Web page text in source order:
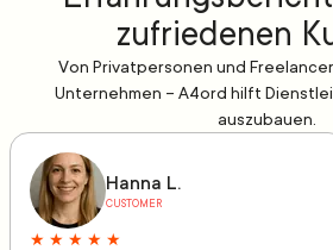
zufriedenen
Von Privatpersonen und
Unternehmen – A4ord hilft
auszubauen.
Hanna L.
CUSTOMER
★ ★ ★ ★ ★